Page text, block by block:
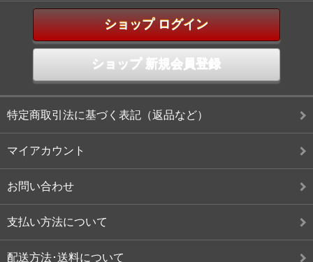
ショップ ログイン
ショップ 新規会員登録
特定商取引法に基づく表記（返品など）
マイアカウント
お問い合わせ
支払い方法について
配送方法･送料について